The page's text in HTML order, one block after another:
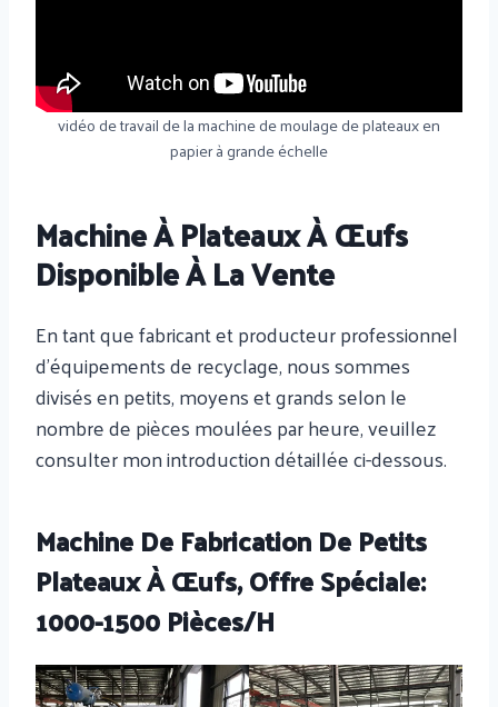
vidéo de travail de la machine de moulage de plateaux en
papier à grande échelle
Machine À Plateaux À Œufs
Disponible À La Vente
En tant que fabricant et producteur professionnel
d'équipements de recyclage, nous sommes
divisés en petits, moyens et grands selon le
nombre de pièces moulées par heure, veuillez
consulter mon introduction détaillée ci-dessous.
Machine De Fabrication De Petits
Plateaux À Œufs, Offre Spéciale:
1000-1500 Pièces/h